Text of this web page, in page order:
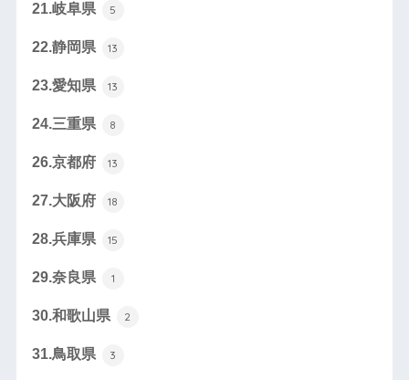
21.岐阜県 5
22.静岡県 13
23.愛知県 13
24.三重県 8
26.京都府 13
27.大阪府 18
28.兵庫県 15
29.奈良県 1
30.和歌山県 2
31.鳥取県 3